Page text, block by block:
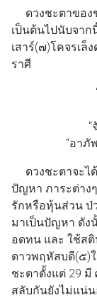
ดวงชะตาของ
เป็นต้นไปนับจาก
เสาร์(๗)โคจรเล็
ราศี
“อาภั
ดวงชะตาจะไ
ปัญหา ภาระต่าง
รักหรือหุ้นส่วน ป่
มาเป็นปัญหา ดัง
อดทน และ ใช้ส
ดาวพฤหัสบดี(๕)
ชะตาตั้งแต่ 29 มี.
สลับกันยังไม่แน่